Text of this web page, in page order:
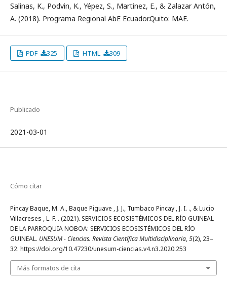
Salinas, K., Podvin, K., Yépez, S., Martinez, E., & Zalazar Antón,
A. (2018). Programa Regional AbE Ecuador.Quito: MAE.
PDF 325 HTML 309
Publicado
2021-03-01
Cómo citar
Pincay Baque, M. A., Baque Piguave , J. J., Tumbaco Pincay , J. I. ., & Lucio
Villacreses , L. F. . (2021). SERVICIOS ECOSISTÉMICOS DEL RÍO GUINEAL
DE LA PARROQUIA NOBOA: SERVICIOS ECOSISTÉMICOS DEL RÍO
GUINEAL. UNESUM - Ciencias. Revista Científica Multidisciplinaria,5(2), 23–
32. https://doi.org/10.47230/unesum-ciencias.v4.n3.2020.253
Más formatos de cita